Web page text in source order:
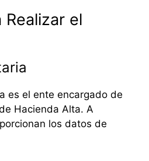
Realizar el
es el ente encargado de
Hacienda Alta. A
los datos de